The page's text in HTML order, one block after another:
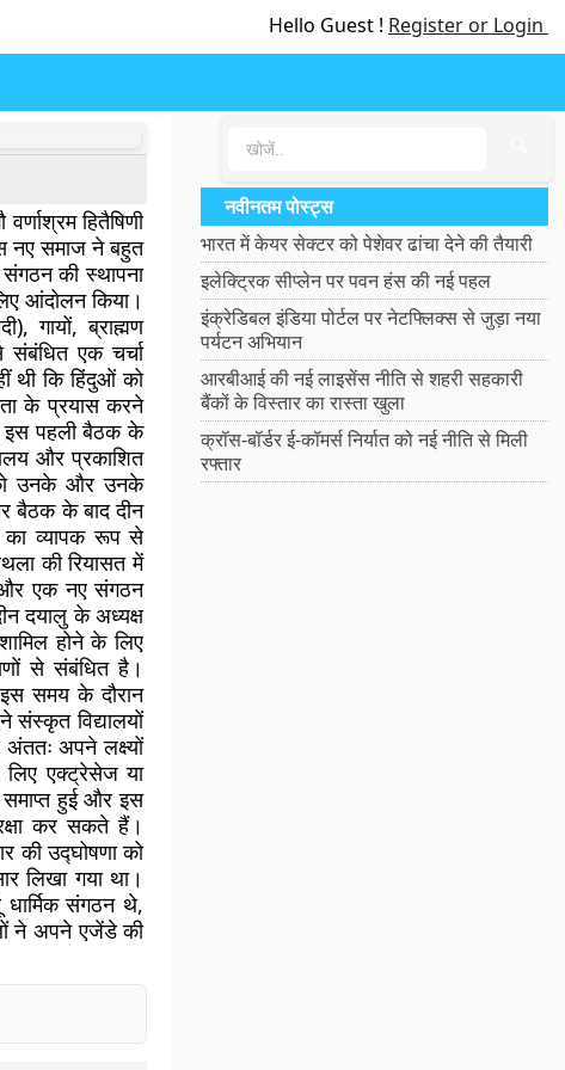
Hello Guest ! Register or Login
हितैषिणी
नए समाज ने बहुत
की स्थापना
आंदोलन किया।
गायों, ब्राह्मण
संबंधित एक चर्चा
थी कि हिंदुओं को
के प्रयास करने
इस पहली बैठक के
और प्रकाशित
को उनके और उनके
बैठक के बाद दीन
व्यापक रूप से
की रियासत में
एक नए संगठन
दयालु के अध्यक्ष
होने के लिए
से संबंधित है।
इस समय के दौरान
ने संस्कृत विद्यालयों
अपने लक्ष्यों
एक्ट्रेसेज या
हुई और इस
कर सकते हैं।
की उद्घोषणा को
लिखा गया था।
संगठन थे,
ने अपने एजेंडे की
नवीनतम पोस्ट्स
भारत में केयर सेक्टर को पेशेवर ढांचा देने की तैयारी
इलेक्ट्रिक सीप्लेन पर पवन हंस की नई पहल
इंक्रेडिबल इंडिया पोर्टल पर नेटफ्लिक्स से जुड़ा नया
पर्यटन अभियान
आरबीआई की नई लाइसेंस नीति से शहरी सहकारी
बैंकों के विस्तार का रास्ता खुला
क्रॉस-बॉर्डर ई-कॉमर्स निर्यात को नई नीति से मिली
रफ्तार